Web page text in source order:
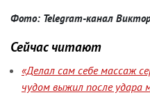
Фото: Telegram-канал
Сейчас читают
«Делал сам себе массаж
чудом выжил после удара